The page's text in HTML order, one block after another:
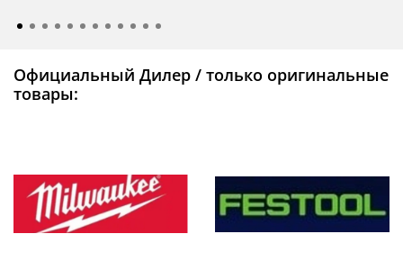
Официальный Дилер / только оригинальные
товары: